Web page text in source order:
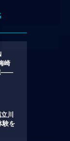
崎
——
ツ
川
験を
記